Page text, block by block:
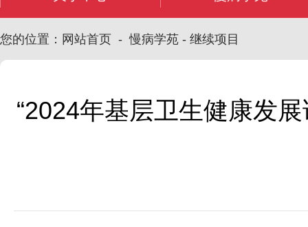
您的位置：网站首页 - 慢病学苑 - 继续项目
“2024年基层卫生健康发